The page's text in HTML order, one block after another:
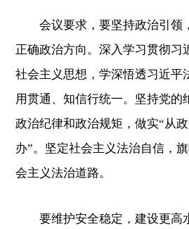
会议要求，要坚持政治引领
正确政治方向。深入学习贯彻习
社会主义思想，学深悟透习近平
用贯通、知信行统一。坚持党的
政治纪律和政治规矩，做实“从
办”。坚定社会主义法治自信，
会主义法治道路。
要维护安全稳定，建设更高